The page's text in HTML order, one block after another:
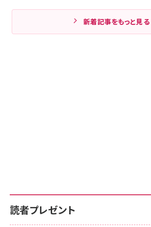
新着記事をもっと見る
読者プレゼント